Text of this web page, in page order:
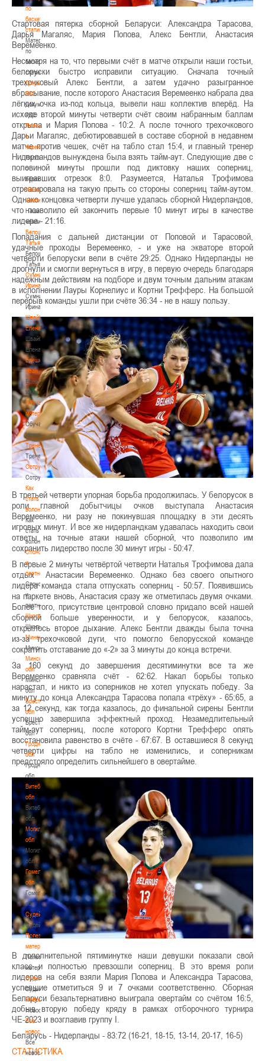
по
баскетбольной
статистике
Материалы
по
баскетбольной
статистике
Документы
РКС
Документы
РКС
Положение
о
переходах
Положение
о
переходах
Наши
чемпионы
Наши
чемпионы
Белошапко
Татьяна
Белошапко
Татьяна
Сумникова
Ирина
Сумникова
Ирина
Швайбович
Елена
Швайбович
Елена
Едешко
Иван
Едешко
Иван
Обучающие
материалы
Обучающие
материалы
Тренерам
Тренерам
Сотрудничество
Сотрудничество
Как
стать
волонтером
Как
стать
волонтером
Спонсоры
и
партнеры
Спонсоры
и
партнеры
Школы
Школы
Минск
Минск
Минская
обл
Минская
обл
Брестская
обл
Брестская
обл
Гродненская
обл
Гродненская
обл
Витебская
обл
Витебская
обл
Могилевская
обл
Могилевская
обл
Гомельская
обл
Гомельская
обл
Судейство
Судейство
Полезные
материалы
Полезные
материалы
Судьи
Судьи
Новости
Новости
Все
новости
Все
новости
Стартовая пятерка сборной Беларуси: Александра Тарасова,
Дарья Магаляс, Мария Попова, Алекс Бентли, Анастасия
Веремеенко.
Несмотря на то, что первыми счёт в матче открыли наши гостьи,
белоруски быстро исправили ситуацию. Сначала точный
трехочковый Алекс Бентли, а затем удачно разыгранное
вбрасывание, после которого Анастасия Веремеенко набрала два
лёгких очка из-под кольца, вывели наш коллектив вперёд. На
исходе второй минуты четверти счёт своим набранным баллам
открыла и Мария Попова - 10:2. А после точного трехочкового
Дарьи Магаляс, дебютировавшей в составе сборной в недавнем
матче против чешек, счёт на табло стал 15:4, и главный тренер
Нидерландов вынуждена была взять тайм-аут. Следующие две с
половиной минуты прошли под диктовку наших соперниц,
выигравших отрезок 8:0. Разумеется, Наталья Трофимова
отреагировала на такую прыть со стороны соперниц тайм-аутом.
Однако концовка четверти лучше удалась сборной Нидерландов,
что позволило ей закончить первые 10 минут игры в качестве
лидера - 21:16.
Попадания с дальней дистанции от Поповой и Тарасовой,
удачные проходы Веремеенко, - и уже на экваторе второй
четверти белоруски вели в счёте 29:25. Однако Нидерланды не
дрогнули и смогли вернуться в игру, в первую очередь благодаря
надежным действиям на подборе и двум точным дальним атакам
в исполнении Лауры Корнелиус и Кортни Трефферс. На большой
перерыв команды ушли при счёте 36:34 - не в нашу пользу.
В третьей четверти упорная борьба продолжилась. У белорусок в
роли главной добытчицы очков выступала Анастасия
Веремеенко, ни разу не покинувшая площадку в эти десять
игровых минут. И все же нидерландкам удавалась находить свои
ответы на точные атаки нашей сборной, что позволило им
сохранить лидерство после 30 минут игры - 50:47.
В первые 2 минуты четвёртой четверти Наталья Трофимова дала
отдых Анастасии Веремеенко. Однако без своего опытного
лидера команда стала отпускать соперниц - 50:57. Появившись
на паркете вновь, Анастасия сразу же отметилась двумя очками.
Более того, присутствие центровой словно придало всей нашей
сборной больше уверенности, и у белорусок, казалось,
открылось второе дыхание. Алекс Бентли дважды была точна
из-за трехочковой дуги, что помогло белорусской команде
сократить отставание до «-2» за 3 минуты до конца встречи.
За 160 секунд до завершения десятиминутки все та же
Веремеенко сравняла счёт - 62:62. Накал борьбы только
нарастал, и никто из соперников не хотел упускать победу. За
минуту до конца Александра Тарасова попала «трёху» - 65:65, а
за 12 секунд, как тогда казалось, до финальной сирены Бентли
успешно завершила эффектный проход. Незамедлительный
тайм-аут соперниц, после которого Кортни Трефферс опять
восстановила равенство в счёте - 67:67. В оставшиеся 8 секунд
четверти цифры на табло не изменились, и соперникам
предстояло определить сильнейшего в овертайме.
В дополнительной пятиминутке наши девушки показали свой
класс и полностью превзошли соперниц. В это время роли
лидеров на себя взяли Мария Попова и Александра Тарасова,
успевшие отметиться 9 и 7 очками соответственно. Сборная
Беларуси безальтернативно выиграла овертайм со счётом 16:5,
добыв вторую победу кряду в рамках отборочного турнира
ЧЕ-2023 и возглавив группу I.
Беларусь - Нидерланды - 83:72 (16-21, 18-15, 13-14, 20-17, 16-5)
СТАТИСТИКА